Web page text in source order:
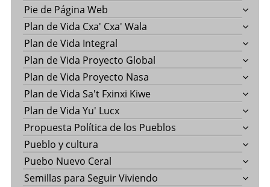
Pie de Página Web
Plan de Vida Cxa' Cxa' Wala
Plan de Vida Integral
Plan de Vida Proyecto Global
Plan de Vida Proyecto Nasa
Plan de Vida Sa't Fxinxi Kiwe
Plan de Vida Yu' Lucx
Propuesta Política de los Pueblos
Pueblo y cultura
Puebo Nuevo Ceral
Semillas para Seguir Viviendo